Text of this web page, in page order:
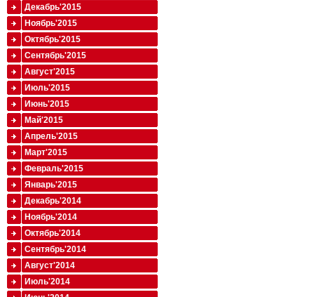
Декабрь'2015
Ноябрь'2015
Октябрь'2015
Сентябрь'2015
Август'2015
Июль'2015
Июнь'2015
Май'2015
Апрель'2015
Март'2015
Февраль'2015
Январь'2015
Декабрь'2014
Ноябрь'2014
Октябрь'2014
Сентябрь'2014
Август'2014
Июль'2014